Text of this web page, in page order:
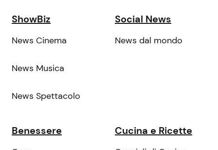
ShowBiz
News Cinema
News Musica
News Spettacolo
Social News
News dal mondo
Benessere Cucina e Ricette